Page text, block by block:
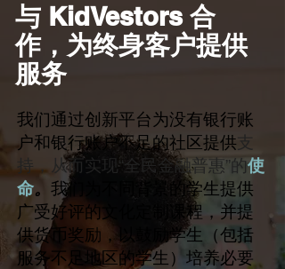
与 KidVestors 合
作，为终身客户提供
服务
我们通过创新平台为没有银行账
户和银行账户不足的社区提供支
持，从而实现“全民金融普惠”的使
命。 我们为不同背景的学生提供
广受好评的文化定制课程，并提
供货币奖励，以鼓励学生（包括
服务不足地区的学生）培养必要